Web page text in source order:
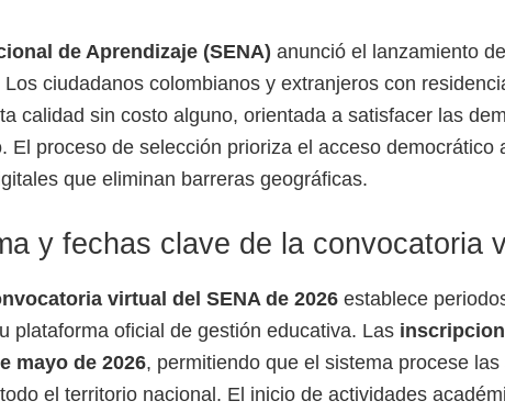
de Aprendizaje (SENA) anunció el lanzamiento
ciudadanos colombianos y extranjeros con
calidad sin costo alguno, orientada a satisfacer las
El proceso de selección prioriza el acceso democrático
que eliminan barreras geográficas.
y fechas clave de la convocatoria
virtual del SENA de 2026establece
plataforma oficial de gestión educativa. Las
mayo de 2026, permitiendo que el sistema procese
el territorio nacional. El inicio de actividades